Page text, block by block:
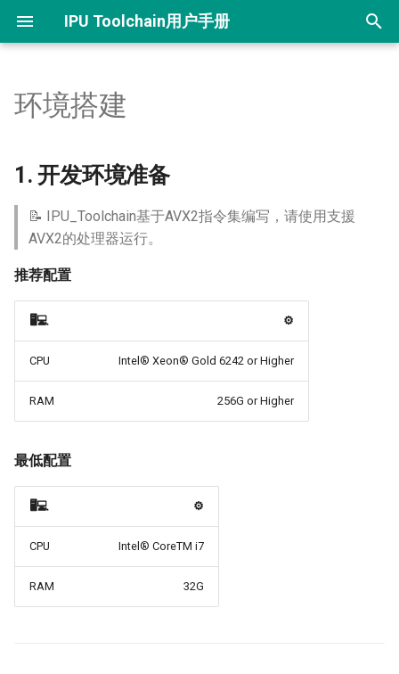
IPU Toolchain用户手册
在
化
索
引
1. 开发环境准备
1.1 安装Docker开发环境
1.2 SGS_IPU_Toolchain工具
链环境设置
OpenDLA介绍
OpenDLA
YOLOv8
LPR
PP-OCR
CLIP
Benchmark demo介绍
环境搭建
1. 开发环境准备
📝 IPU_Toolchain基于AVX2指令集编写，请使用支援
AVX2的处理器运行。
推荐配置
🖥️💻 ⚙️
CPU Intel® Xeon® Gold 6242 or Higher
RAM 256G or Higher
最低配置
🖥️💻 ⚙️
CPU Intel® CoreTM i7
RAM 32G